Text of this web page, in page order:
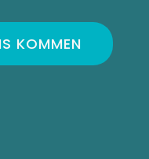
KOMMEN